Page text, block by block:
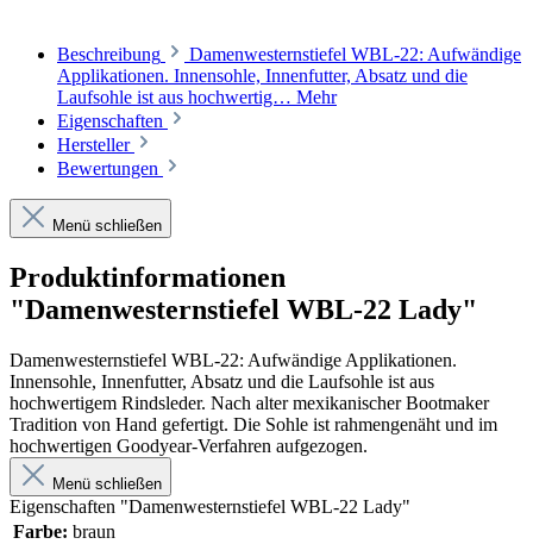
Beschreibung
Damenwesternstiefel WBL-22: Aufwändige
Applikationen. Innensohle, Innenfutter, Absatz und die
Laufsohle ist aus hochwertig… Mehr
Eigenschaften
Hersteller
Bewertungen
Menü schließen
Produktinformationen
"Damenwesternstiefel WBL-22 Lady"
Damenwesternstiefel WBL-22: Aufwändige Applikationen.
Innensohle, Innenfutter, Absatz und die Laufsohle ist aus
hochwertigem Rindsleder. Nach alter mexikanischer Bootmaker
Tradition von Hand gefertigt. Die Sohle ist rahmengenäht und im
hochwertigen Goodyear-Verfahren aufgezogen.
Menü schließen
Eigenschaften "Damenwesternstiefel WBL-22 Lady"
Farbe: braun